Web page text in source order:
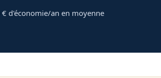
€ d'économie/an en moyenne